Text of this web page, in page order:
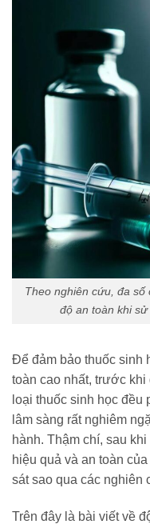
Theo nghiên cứu, đa số
độ an toàn khi
Để đảm bảo thuốc sinh
toàn cao nhất, trước
loại thuốc sinh học
lâm sàng rất nghiêm
hành. Thậm chí, sau
hiệu quả và an toàn
sát sao qua các nghiên
Trên đây là bài viết về